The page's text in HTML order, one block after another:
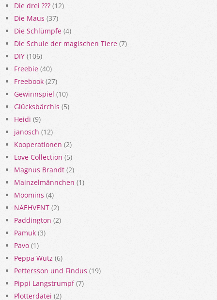
Die drei ??? (12)
Die Maus (37)
Die Schlümpfe (4)
Die Schule der magischen Tiere (7)
DIY (106)
Freebie (40)
Freebook (27)
Gewinnspiel (10)
Glücksbärchis (5)
Heidi (9)
janosch (12)
Kooperationen (2)
Love Collection (5)
Magnus Brandt (2)
Mainzelmännchen (1)
Moomins (4)
NAEHVENT (2)
Paddington (2)
Pamuk (3)
Pavo (1)
Peppa Wutz (6)
Pettersson und Findus (19)
Pippi Langstrumpf(7)
Plotterdatei (2)